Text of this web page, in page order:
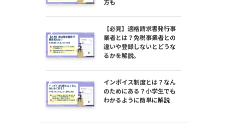
方も
【必見】適格請求書発行事
業者とは？免税事業者との
違いや登録しないとどうな
るかを解説。
インボイス制度とは？なん
のためにある？小学生でも
わかるように簡単に解説